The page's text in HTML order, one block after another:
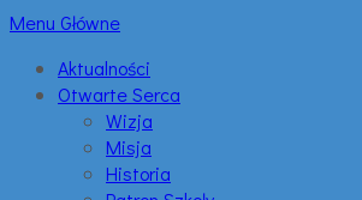
Menu Główne
Aktualności
Otwarte Serca
Wizja
Misja
Historia